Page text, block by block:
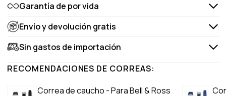
Garantía de por vida
Envío y devolución gratis
Sin gastos de importación
RECOMENDACIONES DE CORREAS:
Correa de caucho - Para Bell & Ross